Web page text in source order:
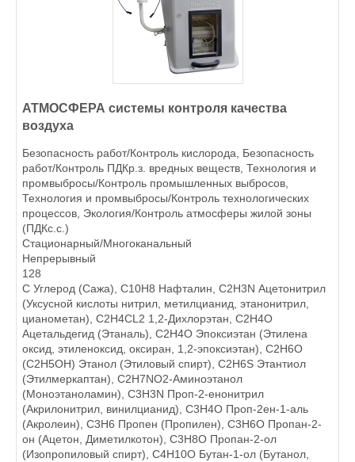
АТМОСФЕРА системы контроля качества
воздуха
Безопасность работ/Контроль кислорода, Безопасность
работ/Контроль ПДКр.з. вредных веществ, Технология и
промвыбросы/Контроль промышленных выбросов,
Технология и промвыбросы/Контроль технологических
процессов, Экология/Контроль атмосферы жилой зоны
(ПДКс.с.)
Стационарный/Многоканальный
Непрерывный
128
C Углерод (Сажа), C10H8 Нафталин, C2H3N Ацетонитрил
(Уксусной кислоты нитрил, метилцианид, этанонитрил,
цианометан), C2H4CL2 1,2-Дихлорэтан, C2H4O
Ацетальдегид (Этаналь), C2H4O Эпоксиэтан (Этилена
оксид, этиленоксид, оксиран, 1,2-эпоксиэтан), C2H6O
(C2H5OH) Этанол (Этиловый спирт), C2H6S Этантиол
(Этилмеркаптан), C2H7NO2-Аминоэтанол
(Моноэтаноламин), C3H3N Проп-2-енонитрил
(Акрилонитрил, винилцианид), C3H4O Проп-2ен-1-аль
(Акролеин), C3H6 Пропен (Пропилен), C3H6O Пропан-2-
он (Ацетон, Диметилкотон), C3H8O Пропан-2-ол
(Изопропиловый спирт), C4H10O Бутан-1-ол (Бутанол,